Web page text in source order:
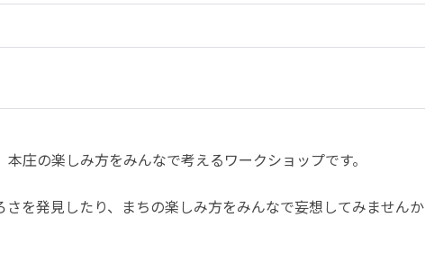
庄の楽しみ方をみんなで考えるワークショップです。
を発見したり、まちの楽しみ方をみんなで妄想してみませんか